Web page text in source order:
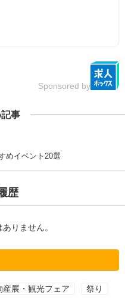
Sponsored by
事
めイベント20選
歴
りません。
産展・観光フェア 祭り